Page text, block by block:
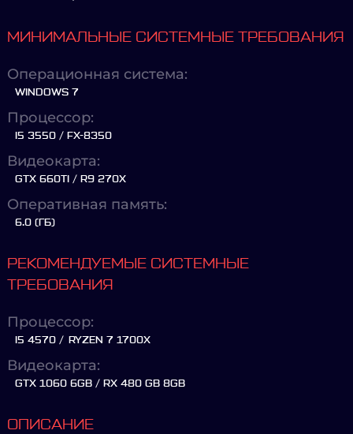
МИНИМАЛЬНЫЕ СИСТЕМНЫЕ ТРЕБОВАНИЯ
Операционная система:
WINDOWS 7
Процессор:
I5 3550 / FX-8350
Видеокарта:
GTX 660TI / R9 270X
Оперативная память:
6.0 (ГБ)
РЕКОМЕНДУЕМЫЕ СИСТЕМНЫЕ
ТРЕБОВАНИЯ
Процессор:
I5 4570 / RYZEN 7 1700X
Видеокарта:
GTX 1060 6GB / RX 480 GB 8GB
ОПИСАНИЕ